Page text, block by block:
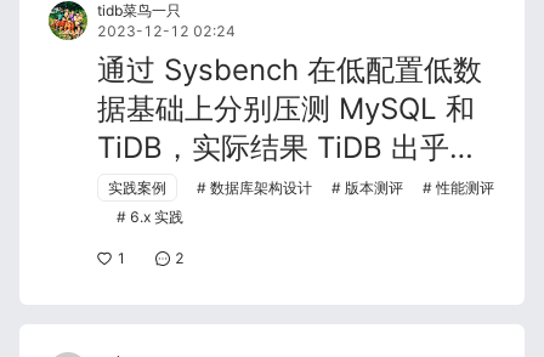
tidb菜鸟一只
2023-12-12 02:24
通过 Sysbench 在低配置低数
据基础上分别压测 MySQL 和
TiDB，实际结果 TiDB 出乎我
的想象。
实践案例 数据库架构设计 版本测评
性能测评
6.x 实践
1 2